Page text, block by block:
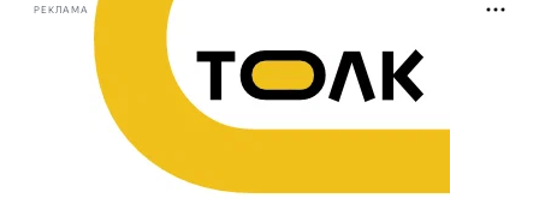
РЕКЛАМА